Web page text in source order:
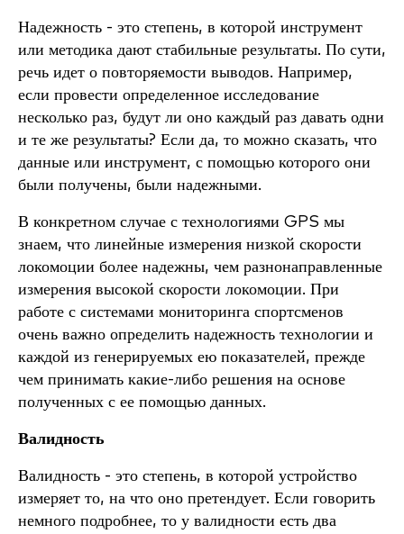
Надежность - это степень, в которой инструмент
или методика дают стабильные результаты. По сути,
речь идет о повторяемости выводов. Например,
если провести определенное исследование
несколько раз, будут ли оно каждый раз давать одни
и те же результаты? Если да, то можно сказать, что
данные или инструмент, с помощью которого они
были получены, были надежными.
В конкретном случае с технологиями GPS мы
знаем, что линейные измерения низкой скорости
локомоции более надежны, чем разнонаправленные
измерения высокой скорости локомоции. При
работе с системами мониторинга спортсменов
очень важно определить надежность технологии и
каждой из генерируемых ею показателей, прежде
чем принимать какие-либо решения на основе
полученных с ее помощью данных.
Валидность
Валидность - это степень, в которой устройство
измеряет то, на что оно претендует. Если говорить
немного подробнее, то у валидности есть два